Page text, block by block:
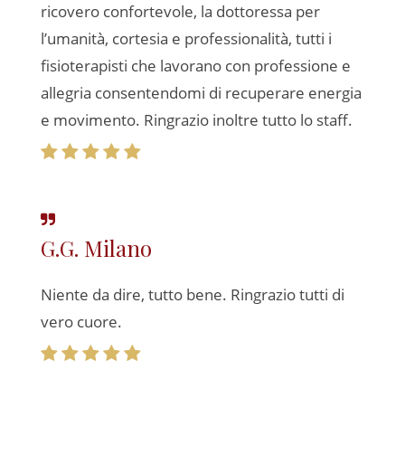
ricovero confortevole, la dottoressa per
l’umanità, cortesia e professionalità, tutti i
fisioterapisti che lavorano con professione e
allegria consentendomi di recuperare energia
e movimento. Ringrazio inoltre tutto lo staff.
G.G. Milano
Niente da dire, tutto bene. Ringrazio tutti di
vero cuore.